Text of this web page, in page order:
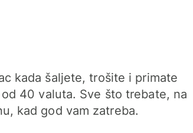
kada šaljete, trošite i primate
40 valuta. Sve što trebate, na
kad god vam zatreba.